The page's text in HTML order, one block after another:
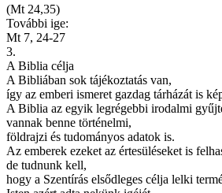
(Mt 24,35)
További ige:
Mt 7, 24-27
3.
A Biblia célja
A Bibliában sok tájékoztatás van,
így az emberi ismeret gazdag tárházát is
A Biblia az egyik legrégebbi irodalmi
vannak benne történelmi,
földrajzi és tudományos adatok is.
Az emberek ezeket az értesüléseket is
de tudnunk kell,
hogy a Szentírás elsődleges célja lelki